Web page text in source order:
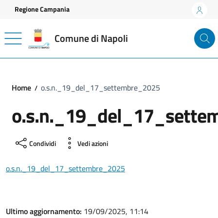
Vai ai contenuti
Vai al footer
Regione Campania
Comune di Napoli
Home o.s.n._19_del_17_settembre_2025
Condividi Vedi azioni
o.s.n._19_del_17_settembre_2025
Ultimo aggiornamento: 19/09/2025, 11:14